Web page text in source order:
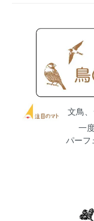
文鳥、
一
パーフ